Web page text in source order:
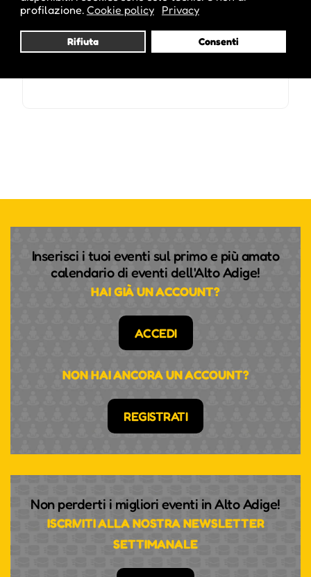
profilazione. Cookie policy Privacy
Rifiuta Consenti
Inserisci i tuoi eventi sul primo e più amato
calendario di eventi dell'Alto Adige!
HAI GIÀ UN ACCOUNT?
ACCEDI
NON HAI ANCORA UN ACCOUNT?
REGISTRATI
Non perderti i migliori eventi in Alto Adige!
ISCRIVITI ALLA NOSTRA NEWSLETTER
SETTIMANALE